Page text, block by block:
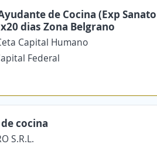
de Cocina (Exp
dias Zona Belgrano
Capital Humano
Federal
cocina
S.R.L.